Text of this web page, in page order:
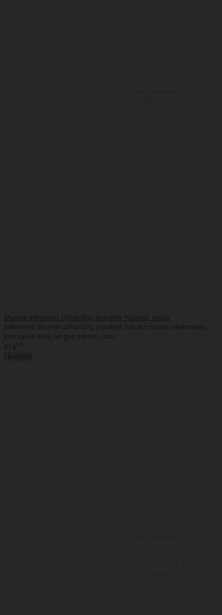
Mushie silikoninis užkandžių puodelis Natural, rudas
Silikoninis Mushie užkandžių puodelis turi dvi mažas rankenėles,
kad vaikui būtų lengva paimti į sav..
€1450